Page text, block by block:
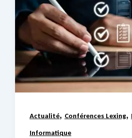
Actualité, Conférences Lexing,
Informatique